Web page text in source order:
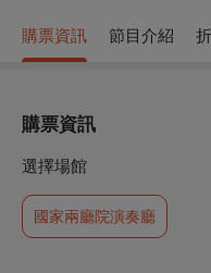
購票資訊 節目介紹
購票資訊
選擇場館
國家兩廳院演奏廳